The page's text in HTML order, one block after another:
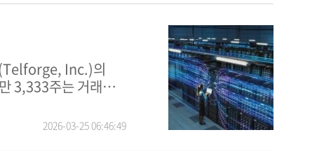
3,333주는 거래
2026-03-25 06:46:49